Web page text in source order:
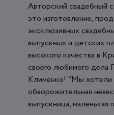
Авторский свадебный
это изготовление,
эксклюзивных
выпускных и детских
высокого качества в
своего любимого дела
Клименко! "Мы
обворожительная
выпускница, маленькая